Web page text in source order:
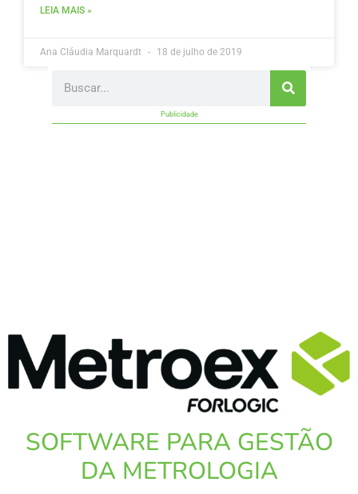
LEIA MAIS »
Ana Cláudia Marquardt 18 de julho de 2019
Search
Publicidade
SOFTWARE PARA GESTÃO
DA METROLOGIA